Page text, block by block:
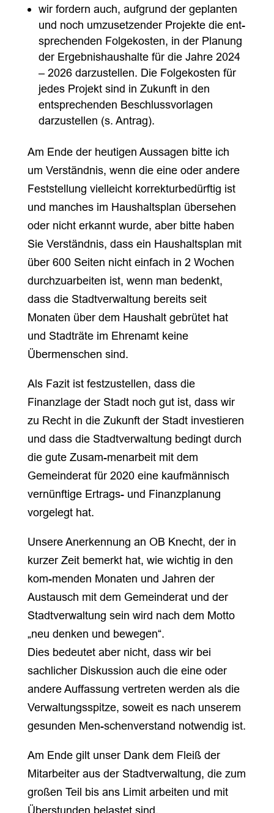
wir fordern auch, aufgrund der geplanten
und noch umzusetzender Projekte die ent-
sprechenden Folgekosten, in der Planung
der Ergebnishaushalte für die Jahre 2024
– 2026 darzustellen. Die Folgekosten für
jedes Projekt sind in Zukunft in den
entsprechenden Beschlussvorlagen
darzustellen (s. Antrag).
Am Ende der heutigen Aussagen bitte ich
um Verständnis, wenn die eine oder andere
Feststellung vielleicht korrekturbedürftig ist
und manches im Haushaltsplan übersehen
oder nicht erkannt wurde, aber bitte haben
Sie Verständnis, dass ein Haushaltsplan mit
über 600 Seiten nicht einfach in 2 Wochen
durchzuarbeiten ist, wenn man bedenkt,
dass die Stadtverwaltung bereits seit
Monaten über dem Haushalt gebrütet hat
und Stadträte im Ehrenamt keine
Übermenschen sind.
Als Fazit ist festzustellen, dass die
Finanzlage der Stadt noch gut ist, dass wir
zu Recht in die Zukunft der Stadt investieren
und dass die Stadtverwaltung bedingt durch
die gute Zusam-menarbeit mit dem
Gemeinderat für 2020 eine kaufmännisch
vernünftige Ertrags- und Finanzplanung
vorgelegt hat.
Unsere Anerkennung an OB Knecht, der in
kurzer Zeit bemerkt hat, wie wichtig in den
kom-menden Monaten und Jahren der
Austausch mit dem Gemeinderat und der
Stadtverwaltung sein wird nach dem Motto
„neu denken und bewegen“.
Dies bedeutet aber nicht, dass wir bei
sachlicher Diskussion auch die eine oder
andere Auffassung vertreten werden als die
Verwaltungsspitze, soweit es nach unserem
gesunden Men-schenverstand notwendig ist.
Am Ende gilt unser Dank dem Fleiß der
Mitarbeiter aus der Stadtverwaltung, die zum
großen Teil bis ans Limit arbeiten und mit
Überstunden belastet sind.